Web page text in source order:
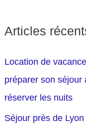
Articles
Location de
préparer son séjour
réserver les nuits
Séjour près de Lyon